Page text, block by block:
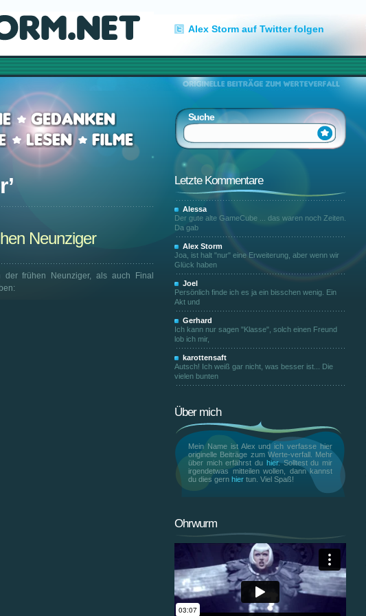
Alex Storm auf Twitter folgen
Suche
’
Neunziger
der frühen Neunziger, als auch Final
Letzte Kommentare
Alessa
Der gute alte GameCube ... das waren noch Zeiten.
Da gab
Alex Storm
Joa, ist halt "nur" eine Erweiterung, aber wenn wir
Glück haben
Joel
Persönlich finde ich es ja ein bisschen wenig. Ein
Akt und
Gerhard
Ich kann nur sagen "Klasse", solch einen Freund
lob ich mir,
karottensaft
Autsch! Ich weiß gar nicht, was besser ist... Die
vielen bunten
Über mich
Mein Name ist Alex und ich verfasse hier
originelle Beiträge zum Werte-verfall. Mehr
über mich erfährst du hier. Solltest du mir
irgendetwas mitteilen wollen, dann kannst
du dies gern hier tun. Viel Spaß!
Ohrwurm